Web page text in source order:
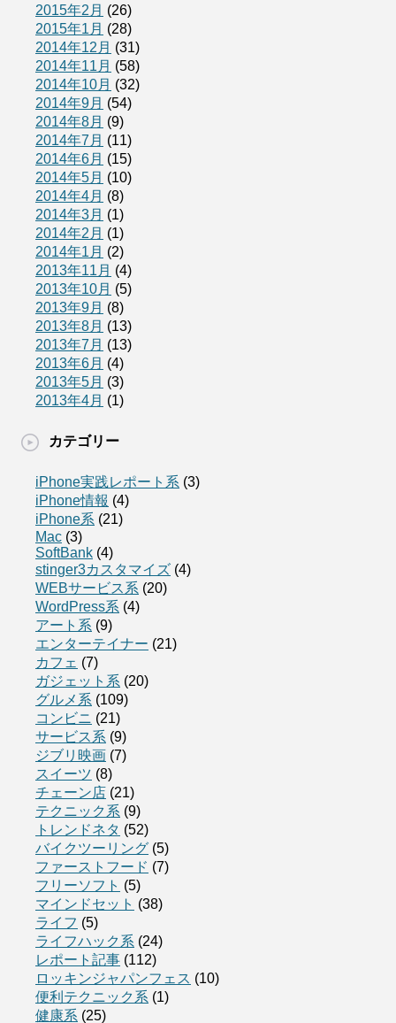
2015年2月 (26)
2015年1月 (28)
2014年12月 (31)
2014年11月 (58)
2014年10月 (32)
2014年9月 (54)
2014年8月 (9)
2014年7月 (11)
2014年6月 (15)
2014年5月 (10)
2014年4月 (8)
2014年3月 (1)
2014年2月 (1)
2014年1月 (2)
2013年11月 (4)
2013年10月 (5)
2013年9月 (8)
2013年8月 (13)
2013年7月 (13)
2013年6月 (4)
2013年5月 (3)
2013年4月 (1)
カテゴリー
iPhone実践レポート系 (3)
iPhone情報 (4)
iPhone系 (21)
Mac (3)
SoftBank (4)
stinger3カスタマイズ (4)
WEBサービス系 (20)
WordPress系 (4)
アート系 (9)
エンターテイナー (21)
カフェ (7)
ガジェット系 (20)
グルメ系 (109)
コンビニ (21)
サービス系 (9)
ジブリ映画 (7)
スイーツ (8)
チェーン店 (21)
テクニック系 (9)
トレンドネタ (52)
バイクツーリング (5)
ファーストフード (7)
フリーソフト (5)
マインドセット (38)
ライフ (5)
ライフハック系 (24)
レポート記事 (112)
ロッキンジャパンフェス (10)
便利テクニック系 (1)
健康系 (25)